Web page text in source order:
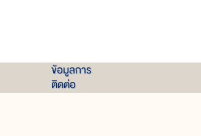
ข้อมูลการ
ติดต่อ